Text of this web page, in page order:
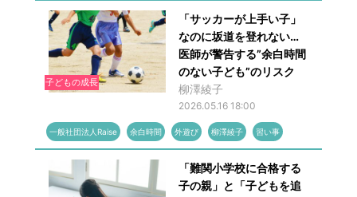
子どもの成長
「サッカーが上手い子」
なのに坂道を登れない…
医師が警告する”余白時間
のない子ども”のリスク
柳澤綾子
2026.05.16 18:00
一般社団法人Raise 余白時間 外遊び 柳澤綾子 習い事
「難関小学校に合格する
子の親」と「子どもを追